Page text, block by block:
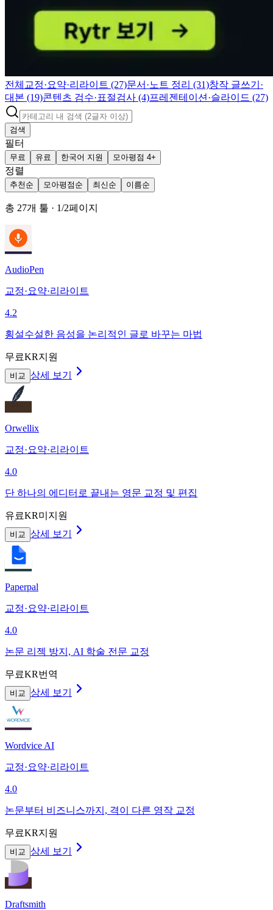
전체 교정·요약·리라이트 (27)문서·노트 정리 (31)창작 글쓰기·
대본 (19)콘텐츠 검수·표절검사 (4)프레젠테이션·슬라이드 (27)
검색
필터
무료 유료 한국어 지원 모아평점 4+
정렬
추천순 모아평점순 최신순 이름순
총 27개 툴 · 1/2페이지
AudioPen
교정·요약·리라이트
4.2
횡설수설한 음성을 논리적인 글로 바꾸는 마법
무료KR지원
비교 상세 보기
Orwellix
교정·요약·리라이트
4.0
단 하나의 에디터로 끝내는 영문 교정 및 편집
유료KR미지원
비교 상세 보기
Paperpal
교정·요약·리라이트
4.0
논문 리젝 방지, AI 학술 전문 교정
무료KR번역
비교 상세 보기
Wordvice AI
교정·요약·리라이트
4.0
논문부터 비즈니스까지, 격이 다른 영작 교정
무료KR지원
비교 상세 보기
Draftsmith